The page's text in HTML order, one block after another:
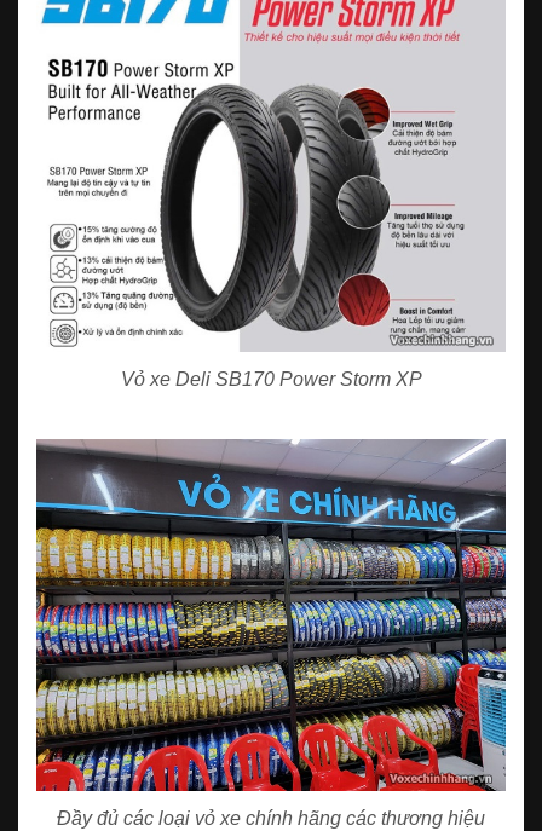
Vỏ xe Deli SB170 Power Storm XP
Đầy đủ các loại vỏ xe chính hãng các thương hiệu